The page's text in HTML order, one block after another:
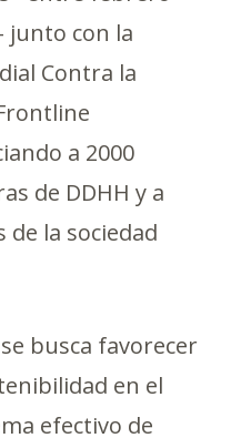
junto con la
Contra la
a 2000
de DDHH y a
de la sociedad
busca favorecer
en el
efectivo de